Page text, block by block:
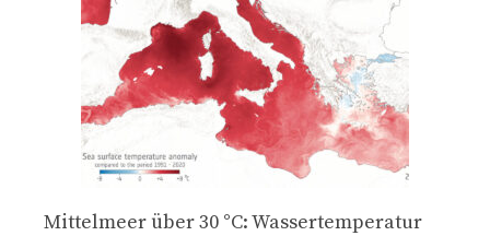
Mittelmeer über 30 °C: Wassertemperatur